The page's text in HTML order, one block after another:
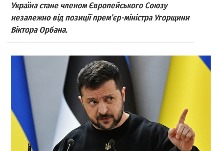
Україна стане членом Європейського Союзу
незалежно від позиції прем’єр-міністра Угорщини
Віктора Орбана.